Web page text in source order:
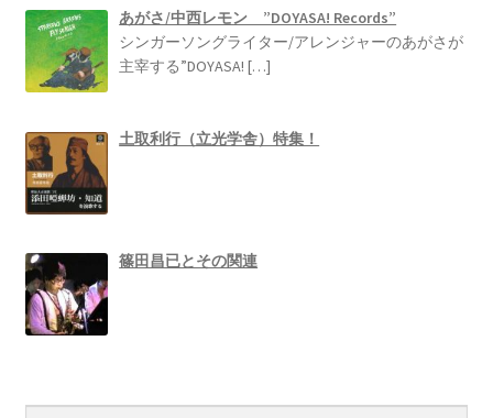
あがさ/中西レモン ”DOYASA! Records”
シンガーソングライター/アレンジャーのあがさが
主宰する”DOYASA![…]
土取利行（立光学舎）特集！
篠田昌已とその関連